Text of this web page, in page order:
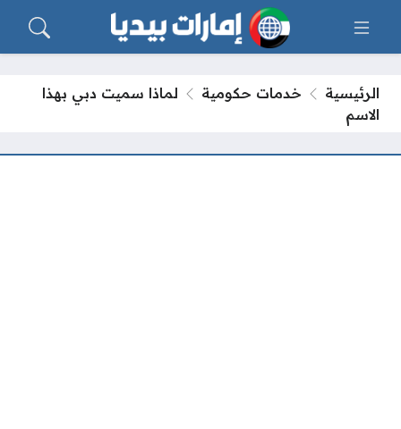
الرئيسية خدمات حكومية
لماذا سميت دبي بهذا
الاسم